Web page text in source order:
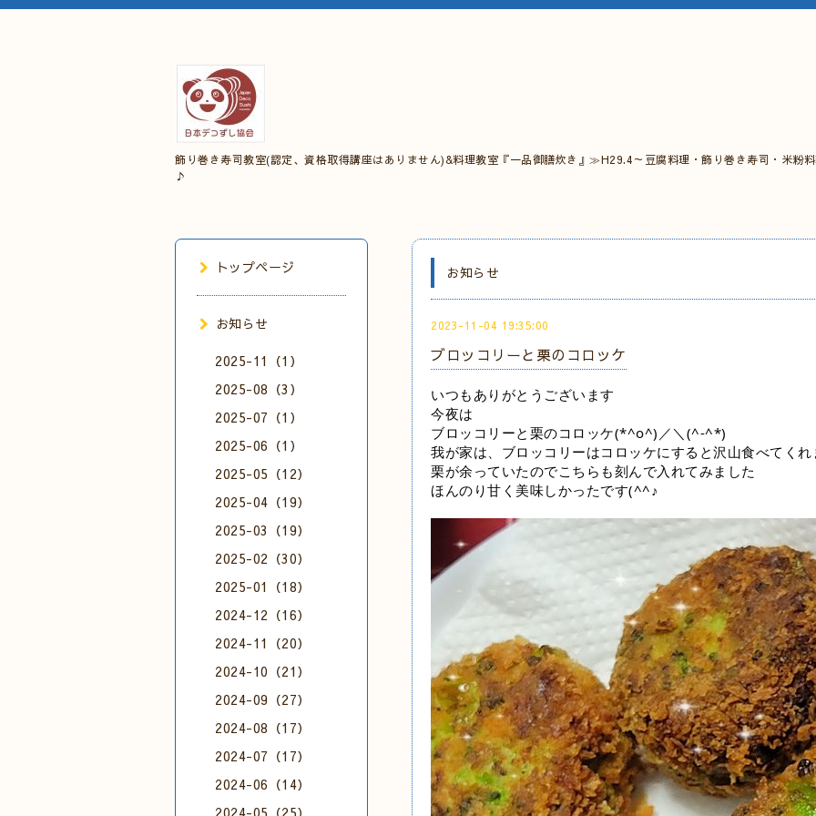
飾り巻き寿司教室(認定、資格取得講座はありません)&料理教室『一品御膳炊き』≫H29.4～豆腐料理・飾り巻き寿司・米粉
♪
お知らせ
2023-11-04 19:35:00
ブロッコリーと栗のコロッケ
いつもありがとうございます
今夜は
ブロッコリーと栗のコロッケ(*^o^)／＼(^-^*)
我が家は、ブロッコリーはコロッケにすると沢山食べてくれ
栗が余っていたのでこちらも刻んで入れてみました
ほんのり甘く美味しかったです(^^♪
トップページ
お知らせ
2025-11（1）
2025-08（3）
2025-07（1）
2025-06（1）
2025-05（12）
2025-04（19）
2025-03（19）
2025-02（30）
2025-01（18）
2024-12（16）
2024-11（20）
2024-10（21）
2024-09（27）
2024-08（17）
2024-07（17）
2024-06（14）
2024-05（25）